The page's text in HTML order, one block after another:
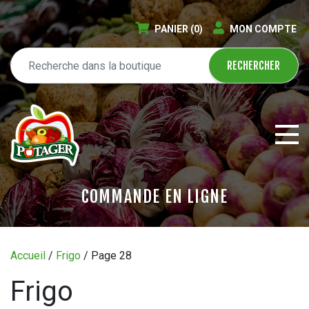
PANIER(0) MON COMPTE
COMMANDE EN LIGNE
BLOGUE
Accueil / Frigo / Page 28
Frigo